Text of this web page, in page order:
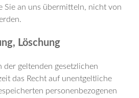
Sie an uns übermitteln, nicht von
Löschung
der geltenden gesetzlichen
das Recht auf unentgeltliche
personenbezogenen